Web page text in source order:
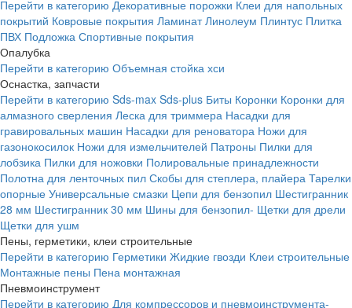
Перейти в категорию Декоративные порожки Клеи для напольных
покрытий Ковровые покрытия Ламинат Линолеум Плинтус Плитка
ПВХ Подложка Спортивные покрытия
Опалубка
Перейти в категорию Объемная стойка хси
Оснастка, запчасти
Перейти в категорию Sds-max Sds-plus Биты Коронки Коронки для
алмазного сверления Леска для триммера Насадки для
гравировальных машин Насадки для реноватора Ножи для
газонокосилок Ножи для измельчителей Патроны Пилки для
лобзика Пилки для ножовки Полировальные принадлежности
Полотна для ленточных пил Скобы для степлера, плайера Тарелки
опорные Универсальные смазки Цепи для бензопил Шестигранник
28 мм Шестигранник 30 мм Шины для бензопил- Щетки для дрели
Щетки для ушм
Пены, герметики, клеи строительные
Перейти в категорию Герметики Жидкие гвозди Клеи строительные
Монтажные пены Пена монтажная
Пневмоинструмент
Перейти в категорию Для компрессоров и пневмоинструмента-